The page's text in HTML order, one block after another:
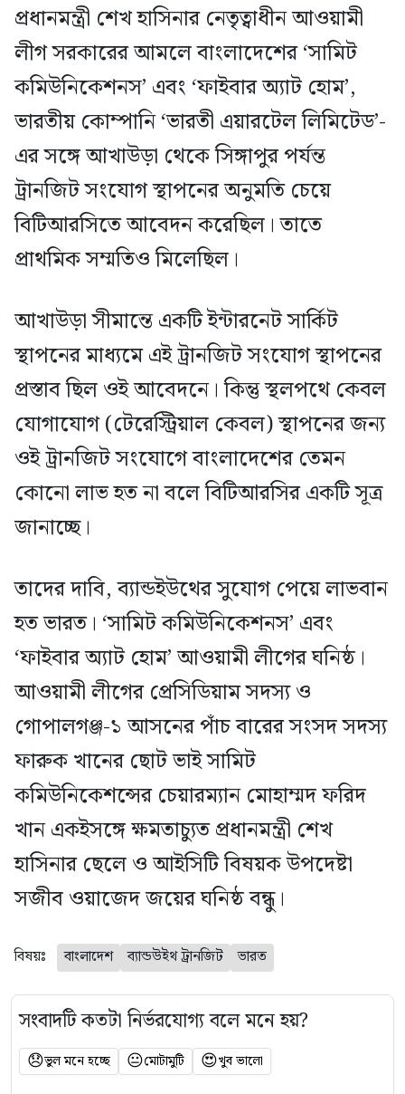
প্রধানমন্ত্রী শেখ হাসিনার নেতৃত্বাধীন আওয়ামী
লীগ সরকারের আমলে বাংলাদেশের ‘সামিট
কমিউনিকেশনস’ এবং ‘ফাইবার অ্যাট হোম’,
ভারতীয় কোম্পানি ‘ভারতী এয়ারটেল লিমিটেড’-
এর সঙ্গে আখাউড়া থেকে সিঙ্গাপুর পর্যন্ত
ট্রানজিট সংযোগ স্থাপনের অনুমতি চেয়ে
বিটিআরসিতে আবেদন করেছিল। তাতে
প্রাথমিক সম্মতিও মিলেছিল।
আখাউড়া সীমান্তে একটি ইন্টারনেট সার্কিট
স্থাপনের মাধ্যমে এই ট্রানজিট সংযোগ স্থাপনের
প্রস্তাব ছিল ওই আবেদনে। কিন্তু স্থলপথে কেবল
যোগাযোগ (টেরেস্ট্রিয়াল কেবল) স্থাপনের জন্য
ওই ট্রানজিট সংযোগে বাংলাদেশের তেমন
কোনো লাভ হত না বলে বিটিআরসির একটি সূত্র
জানাচ্ছে।
তাদের দাবি, ব্যান্ডইউথের সুযোগ পেয়ে লাভবান
হত ভারত। ‘সামিট কমিউনিকেশনস’ এবং
‘ফাইবার অ্যাট হোম’ আওয়ামী লীগের ঘনিষ্ঠ।
আওয়ামী লীগের প্রেসিডিয়াম সদস্য ও
গোপালগঞ্জ-১ আসনের পাঁচ বারের সংসদ সদস্য
ফারুক খানের ছোট ভাই সামিট
কমিউনিকেশন্সের চেয়ারম্যান মোহাম্মদ ফরিদ
খান একইসঙ্গে ক্ষমতাচ্যুত প্রধানমন্ত্রী শেখ
হাসিনার ছেলে ও আইসিটি বিষয়ক উপদেষ্টা
সজীব ওয়াজেদ জয়ের ঘনিষ্ঠ বন্ধু।
বিষয়ঃ বাংলাদেশ ব্যান্ডউইথ ট্রানজিট ভারত
সংবাদটি কতটা নির্ভরযোগ্য বলে মনে হয়?
😞ভুল মনে হচ্ছে 😐মোটামুটি 😍খুব ভালো